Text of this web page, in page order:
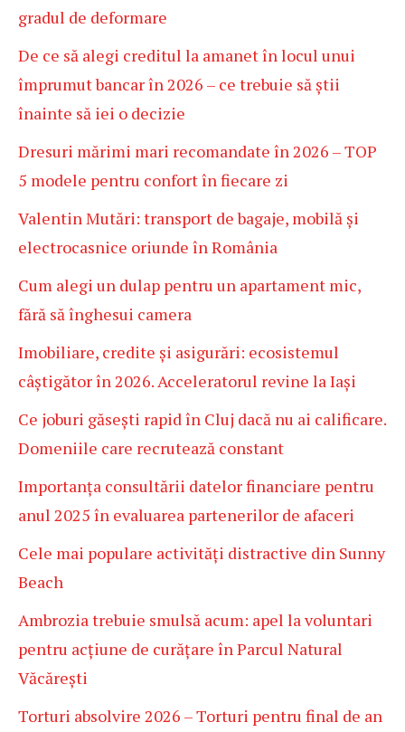
gradul de deformare
De ce să alegi creditul la amanet în locul unui
împrumut bancar în 2026 – ce trebuie să știi
înainte să iei o decizie
Dresuri mărimi mari recomandate în 2026 – TOP
5 modele pentru confort în fiecare zi
Valentin Mutări: transport de bagaje, mobilă și
electrocasnice oriunde în România
Cum alegi un dulap pentru un apartament mic,
fără să înghesui camera
Imobiliare, credite și asigurări: ecosistemul
câștigător în 2026. Acceleratorul revine la Iași
Ce joburi găsești rapid în Cluj dacă nu ai calificare.
Domeniile care recrutează constant
Importanța consultării datelor financiare pentru
anul 2025 în evaluarea partenerilor de afaceri
Cele mai populare activități distractive din Sunny
Beach
Ambrozia trebuie smulsă acum: apel la voluntari
pentru acțiune de curățare în Parcul Natural
Văcărești
Torturi absolvire 2026 – Torturi pentru final de an